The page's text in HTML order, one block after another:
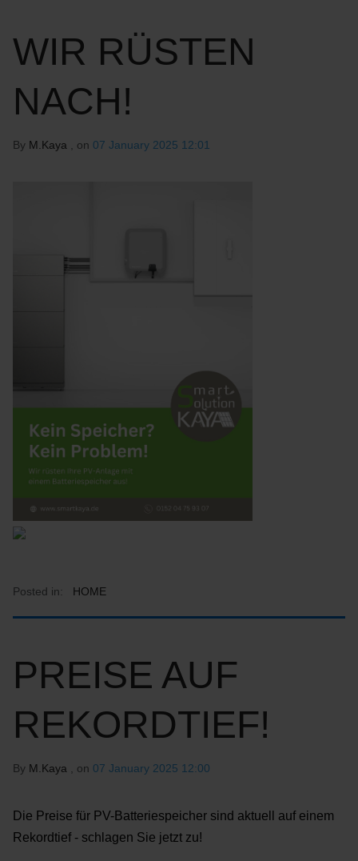
WIR RÜSTEN
NACH!
By M.Kaya , on 07 January 2025 12:01
Posted in: HOME
PREISE AUF
REKORDTIEF!
By M.Kaya , on 07 January 2025 12:00
Die Preise für PV-Batteriespeicher sind aktuell auf einem
Rekordtief - schlagen Sie jetzt zu!